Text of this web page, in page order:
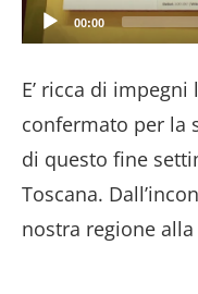
00:00
E’ ricca di impegni
confermato per la
di questo fine
Toscana.
nostra regione